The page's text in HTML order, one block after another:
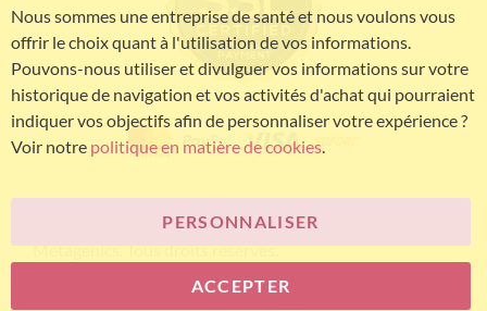
© Bariatric Advantage® est une marque du groupe
Metagenics. Tous droits réservés.
Nous sommes une entreprise de santé et nous voulons vous
offrir le choix quant à l'utilisation de vos informations.
Pouvons-nous utiliser et divulguer vos informations sur votre
historique de navigation et vos activités d'achat qui pourraient
indiquer vos objectifs afin de personnaliser votre expérience ?
Voir notre politique en matière de cookies.
ACCEPTER
PERSONNALISER